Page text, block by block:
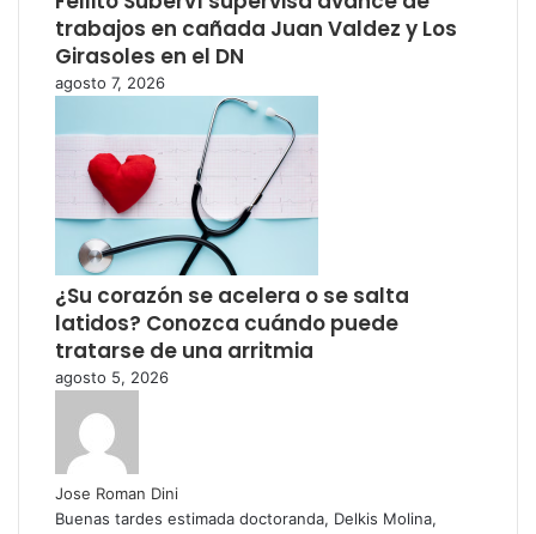
trabajos en cañada Juan Valdez y Los
Girasoles en el DN
agosto 7, 2026
¿Su corazón se acelera o se salta
latidos? Conozca cuándo puede
tratarse de una arritmia
agosto 5, 2026
Jose Roman Dini
Buenas tardes estimada doctoranda, Delkis Molina,